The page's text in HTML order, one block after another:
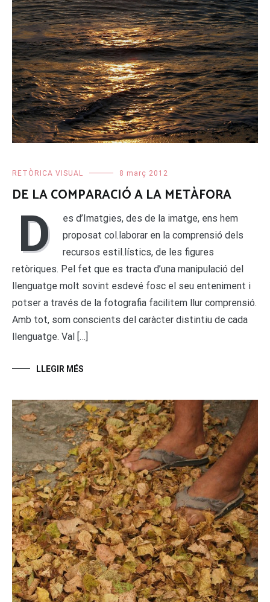
RETÒRICA VISUAL 8 març 2012
DE LA COMPARACIÓ A LA METÀFORA
D
es d’Imatgies, des de la imatge, ens hem
proposat col.laborar en la comprensió dels
recursos estil.lístics, de les figures
retòriques. Pel fet que es tracta d’una manipulació del
llenguatge molt sovint esdevé fosc el seu enteniment i
potser a través de la fotografia facilitem llur comprensió.
Amb tot, som conscients del caràcter distintiu de cada
llenguatge. Val […]
LLEGIR MÉS